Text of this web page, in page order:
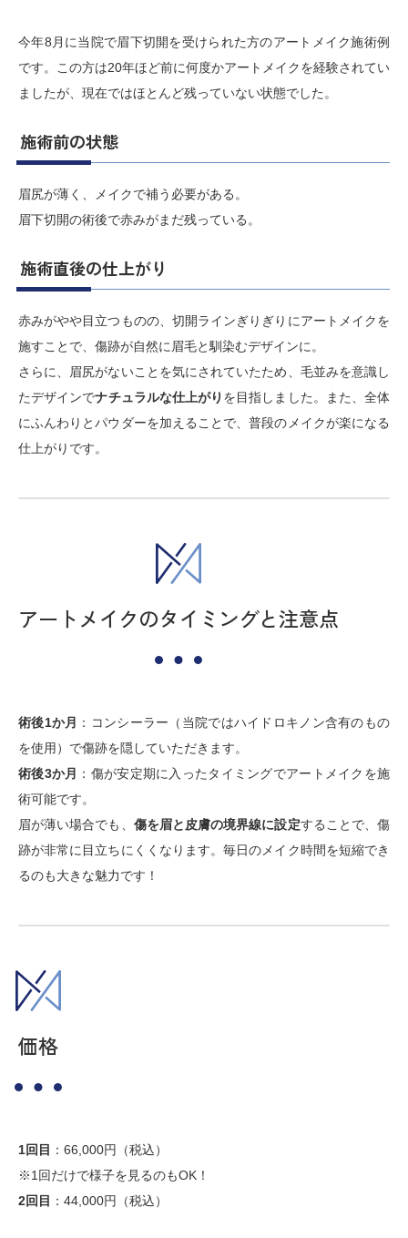
今年8月に当院で眉下切開を受けられた方のアートメイク施術例
です。この方は20年ほど前に何度かアートメイクを経験されてい
ましたが、現在ではほとんど残っていない状態でした。
施術前の状態
眉尻が薄く、メイクで補う必要がある。
眉下切開の術後で赤みがまだ残っている。
施術直後の仕上がり
赤みがやや目立つものの、切開ラインぎりぎりにアートメイクを
施すことで、傷跡が自然に眉毛と馴染むデザインに。
さらに、眉尻がないことを気にされていたため、毛並みを意識し
たデザインでナチュラルな仕上がり を目指しました。また、全体
にふんわりとパウダーを加えることで、普段のメイクが楽になる
仕上がりです。
アートメイクのタイミングと注意点
術後1か月
：コンシーラー（当院ではハイドロキノン含有のもの
を使用）で傷跡を隠していただきます。
術後3か月
：傷が安定期に入ったタイミングでアートメイクを施
術可能です。
眉が薄い場合でも、 傷を眉と皮膚の境界線に設定することで、傷
跡が非常に目立ちにくくなります。毎日のメイク時間を短縮でき
るのも大きな魅力です！
価格
1回目 ：66,000円（税込）
※1回だけで様子を見るのもOK！
2回目 ：44,000円（税込）